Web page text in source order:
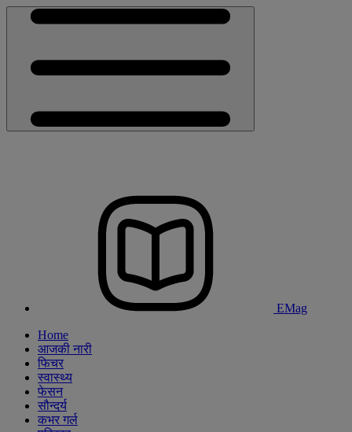
EMag
Home
आजकी नारी
फिचर
स्वास्थ्य
फेसन
सौन्दर्य
कभर गर्ल